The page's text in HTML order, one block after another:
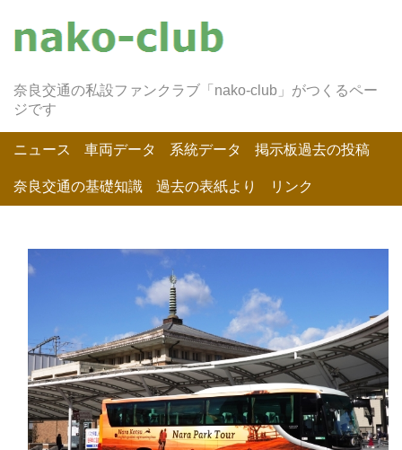
奈良交通の私設ファンクラブ「nako-club」がつくるペー
ジです
ニュース 車両データ 系統データ 掲示板過去の投稿
奈良交通の基礎知識 過去の表紙より リンク